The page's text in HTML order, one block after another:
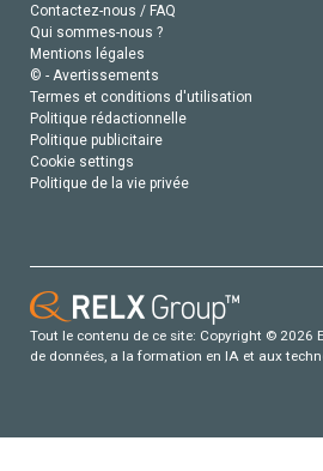
Contactez-nous / FAQ
Qui sommes-nous ?
Mentions légales
© - Avertissements
Termes et conditions d'utilisation
Politique rédactionnelle
Politique publicitaire
Cookie settings
Politique de la vie privée
Tout le contenu de ce site: Copyright © 2026
de données, a la formation en IA et aux